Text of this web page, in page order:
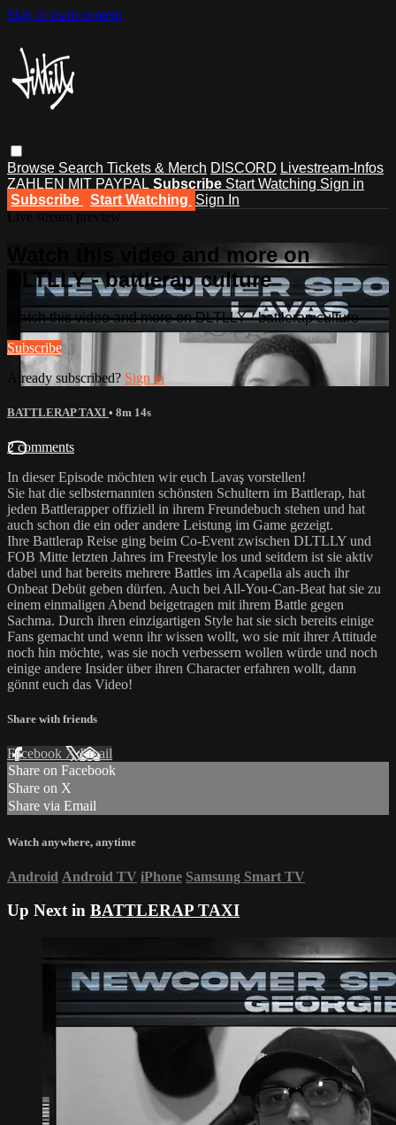
Skip to main content
Browse Search Tickets & Merch DISCORD Livestream-Infos
ZAHLEN MIT PAYPAL Subscribe Start Watching Sign in
Subscribe
Start Watching Sign In
Watch this video and more on
DLTLLY - battlerap culture
Watch this video and more on DLTLLY - battlerap culture
Subscribe
Already subscribed? Sign in
BATTLERAP TAXI • 8m 14s
2 comments
In dieser Episode möchten wir euch Lavaş vorstellen!
Sie hat die selbsternannten schönsten Schultern im Battlerap, hat
jeden Battlerapper offiziell in ihrem Freundebuch stehen und hat
auch schon die ein oder andere Leistung im Game gezeigt.
Ihre Battlerap Reise ging beim Co-Event zwischen DLTLLY und
FOB Mitte letzten Jahres im Freestyle los und seitdem ist sie aktiv
dabei und hat bereits mehrere Battles im Acapella als auch ihr
Onbeat Debüt geben dürfen. Auch bei All-You-Can-Beat hat sie zu
einem einmaligen Abend beigetragen mit ihrem Battle gegen
Sachma. Durch ihren einzigartigen Style hat sie sich bereits einige
Fans gemacht und wenn ihr wissen wollt, wo sie mit ihrer Attitude
noch hin möchte, was sie noch verbessern wollen würde und noch
einige andere Insider über ihren Character erfahren wollt, dann
gönnt euch das Video!
Share with friends
Facebook XEmail
Share on Facebook
Share on X
Share via Email
Watch anywhere, anytime
Android Android TV iPhone Samsung Smart TV
Up Next in BATTLERAP TAXI